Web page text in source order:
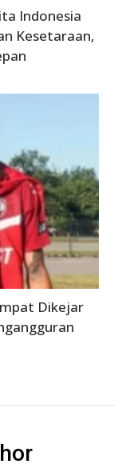
Indonesia
Kesetaraan,
Dikejar